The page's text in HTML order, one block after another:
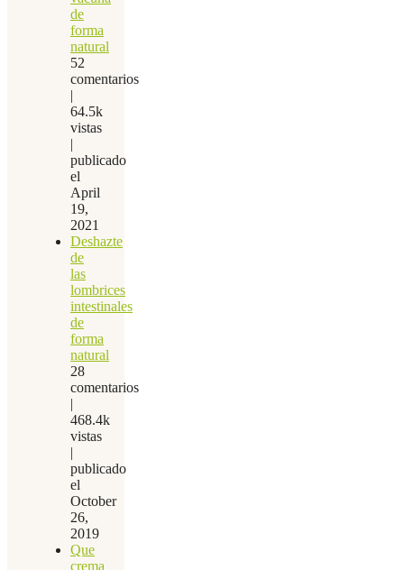
de
forma
natural
52
comentarios
|
64.5k
vistas
|
publicado
el
April
19,
2021
Deshazte
de
las
lombrices
intestinales
de
forma
natural
28
comentarios
|
468.4k
vistas
|
publicado
el
October
26,
2019
Que
crema